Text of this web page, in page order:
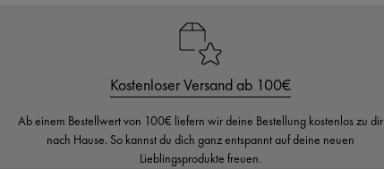
Kostenloser Versand ab 100€
Ab einem Bestellwert von 100€ liefern wir deine Bestellung kostenlos zu dir
nach Hause. So kannst du dich ganz entspannt auf deine neuen
Lieblingsprodukte freuen.